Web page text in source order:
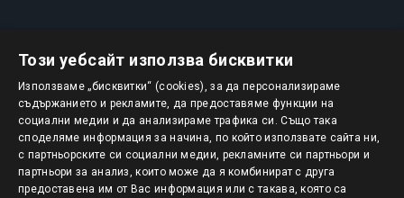
БЮЛЕТИН
АБОНИРАНЕ
Този уебсайт използва бисквитки
Използваме „бисквитки“ (cookies), за да персонализираме
съдържанието и рекламите, да предоставяме функции на
социални медии и да анализираме трафика си. Също така
споделяме информация за начина, по който използвате сайта ни,
с партньорските си социални медии, рекламните си партньори и
партньори за анализ, които може да я комбинират с друга
предоставена им от Вас информация или с такава, която са